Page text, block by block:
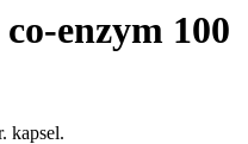
enzym 100
kapsel.